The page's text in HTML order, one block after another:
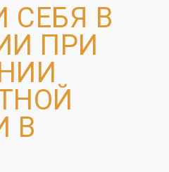
СЕБЯ В
ПРИ
В